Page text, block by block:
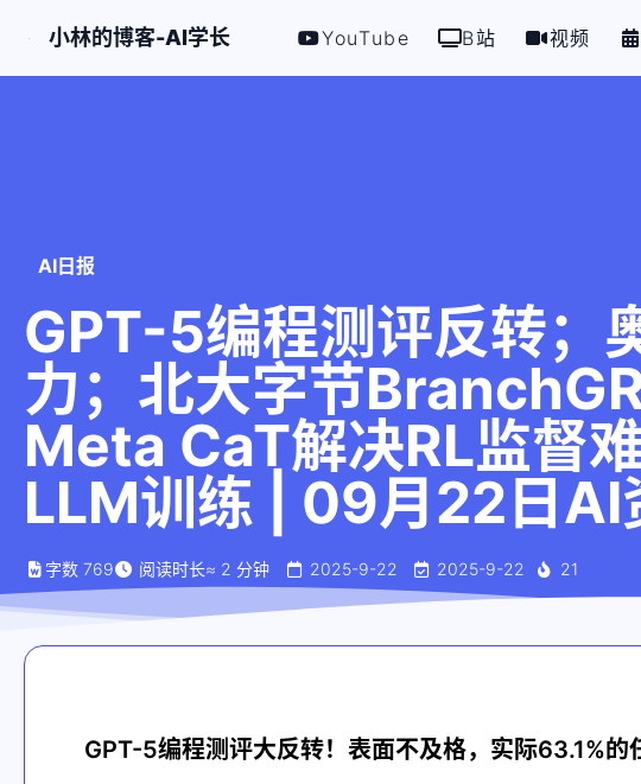
小林的博客-AI学长 YouTube B站 视频
AI日报
GPT-5编程测评反转；
力；北大字节
Meta CaT解决RL监督
LLM训练 | 09月22日AI
字数 769 阅读时长≈ 2 分钟 2025-9-22 2025-9-22 21
GPT-5编程测评大反转！表面不及格，实际63.1%